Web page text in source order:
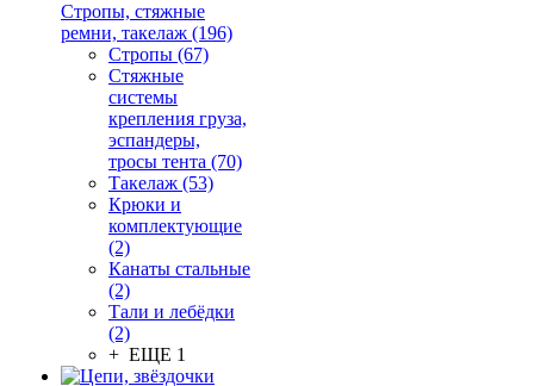
Стропы, стяжные
ремни, такелаж (196)
Стропы (67)
Стяжные
системы
крепления груза,
эспандеры,
тросы тента (70)
Такелаж (53)
Крюки и
комплектующие
(2)
Канаты стальные
(2)
Тали и лебёдки
(2)
+ ЕЩЕ 1